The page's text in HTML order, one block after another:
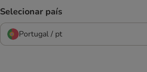
Selecionar país
Portugal / pt